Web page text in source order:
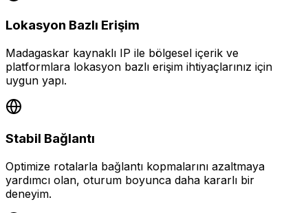
Lokasyon Bazlı Erişim
Madagaskar kaynaklı IP ile bölgesel içerik ve
platformlara lokasyon bazlı erişim ihtiyaçlarınız için
uygun yapı.
Stabil Bağlantı
Optimize rotalarla bağlantı kopmalarını azaltmaya
yardımcı olan, oturum boyunca daha kararlı bir
deneyim.